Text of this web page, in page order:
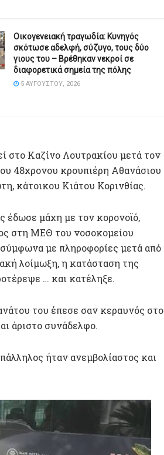
Οικογενειακή τραγωδία: Κυνηγός
σκότωσε αδελφή, σύζυγο, τους δύο
γιους του – Βρέθηκαν νεκροί σε
διαφορετικά σημεία της πόλης
5 ΑΥΓΟΎΣΤΟΥ, 2026
στο Καζίνο Λουτρακίου μετά τον
48χρονου κρουπιέρη Αθανάσιου
κάτοικου Κιάτου Κορινθίας.
έδωσε μάχη με τον κορονοϊό,
στη ΜΕΘ του νοσοκομείου
με πληροφορίες μετά από
λοίμωξη, η κατάσταση της
… και κατέληξε.
του έπεσε σαν κεραυνός στο
άριστο συνάδελφο.
ήταν ανεμβολίαστος και